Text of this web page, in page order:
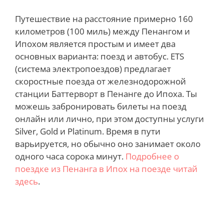
Путешествие на расстояние примерно 160
километров (100 миль) между Пенангом и
Ипохом является простым и имеет два
основных варианта: поезд и автобус. ETS
(система электропоездов) предлагает
скоростные поезда от железнодорожной
станции Баттерворт в Пенанге до Ипоха. Ты
можешь забронировать билеты на поезд
онлайн или лично, при этом доступны услуги
Silver, Gold и Platinum. Время в пути
варьируется, но обычно оно занимает около
одного часа сорока минут. Подробнее о
поездке из Пенанга в Ипох на поезде читай
здесь.